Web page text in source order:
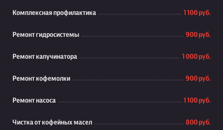
Комплексная профилактика 1 100 руб.
Ремонт гидросистемы 900 руб.
Ремонт капучинатора 1 000 руб.
Ремонт кофемолки 900 руб.
Ремонт насоса 1 100 руб.
Чистка от кофейных масел 800 руб.